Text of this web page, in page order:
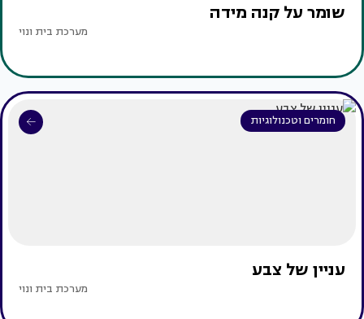
שומר על קנה מידה
מערכת בית ונוי
חומרים וטכנולוגיות
עניין של צבע
מערכת בית ונוי